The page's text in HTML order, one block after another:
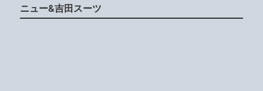
ニュー&吉田スーツ